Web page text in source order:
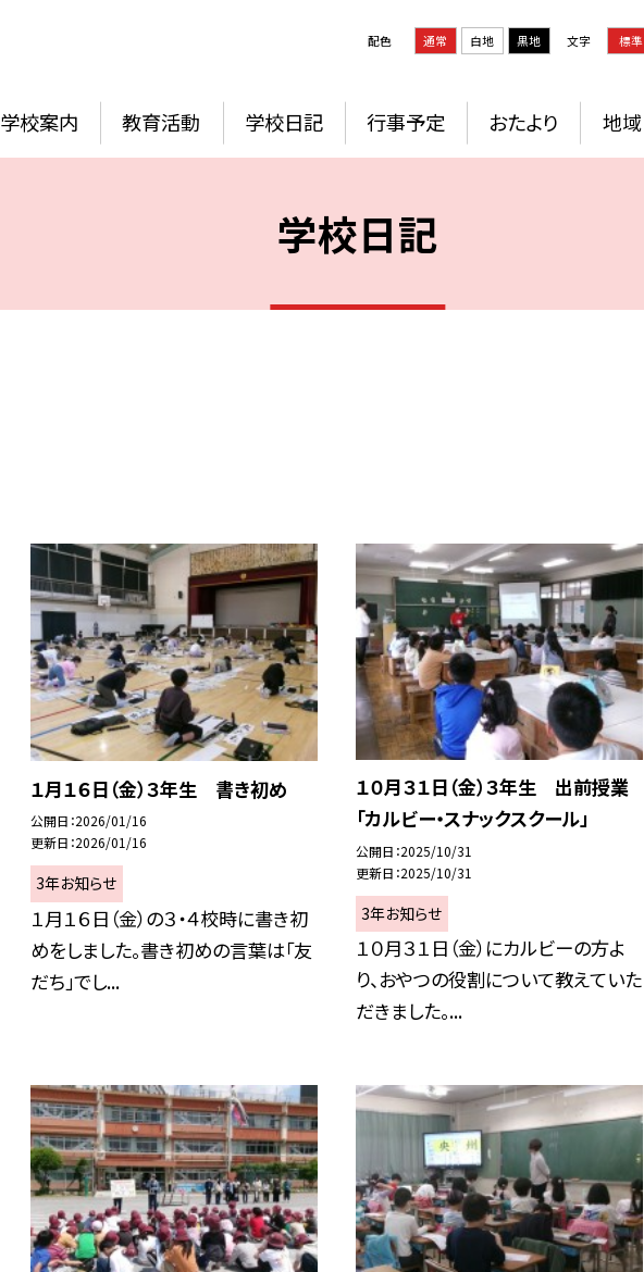
配色 通常 白地 黒地 文字 標準
学校案内 教育活動 学校日記 行事予定 おたより 地域
学校日記
１月１６日（金）３年生 書き初め
公開日 2026/01/16
更新日 2026/01/16
3年お知らせ
１月１６日（金）の３・４校時に書き初
めをしました。書き初めの言葉は「友
だち」でし...
１０月３１日（金）３年生 出前授業
「カルビー・スナックスクール」
公開日 2025/10/31
更新日 2025/10/31
3年お知らせ
１０月３１日（金）にカルビーの方よ
り、おやつの役割について教えていた
だきました。...